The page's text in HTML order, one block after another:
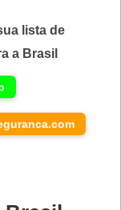
lista de
a Brasil